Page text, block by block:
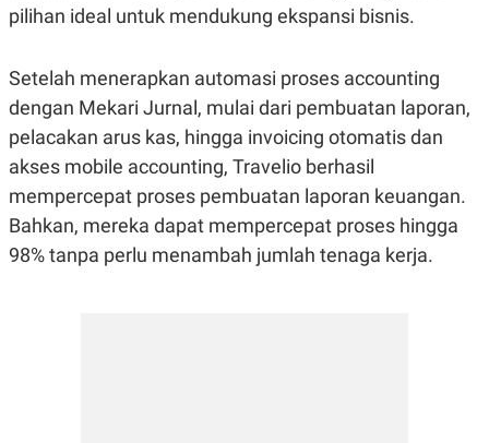
pilihan ideal untuk mendukung ekspansi bisnis.
Setelah menerapkan automasi proses accounting
dengan Mekari Jurnal, mulai dari pembuatan laporan,
pelacakan arus kas, hingga invoicing otomatis dan
akses mobile accounting, Travelio berhasil
mempercepat proses pembuatan laporan keuangan.
Bahkan, mereka dapat mempercepat proses hingga
98% tanpa perlu menambah jumlah tenaga kerja.